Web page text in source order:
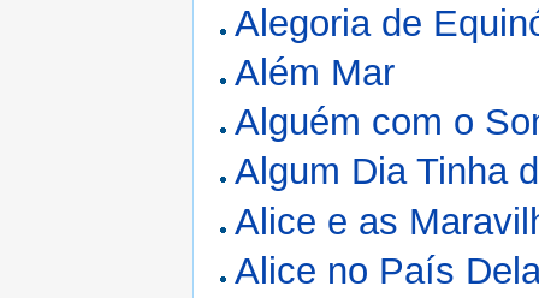
Alegoria de
Além Mar
Alguém com o
Algum Dia Tinha
Alice e as
Alice no País